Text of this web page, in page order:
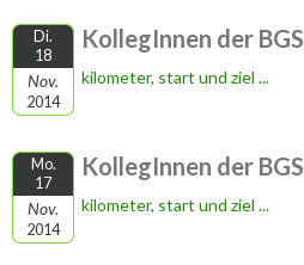
Di.
18
Nov.
2014
KollegInnen der BGS
kilometer, start und ziel ...
Mo.
17
Nov.
2014
KollegInnen der BGS
kilometer, start und ziel ...